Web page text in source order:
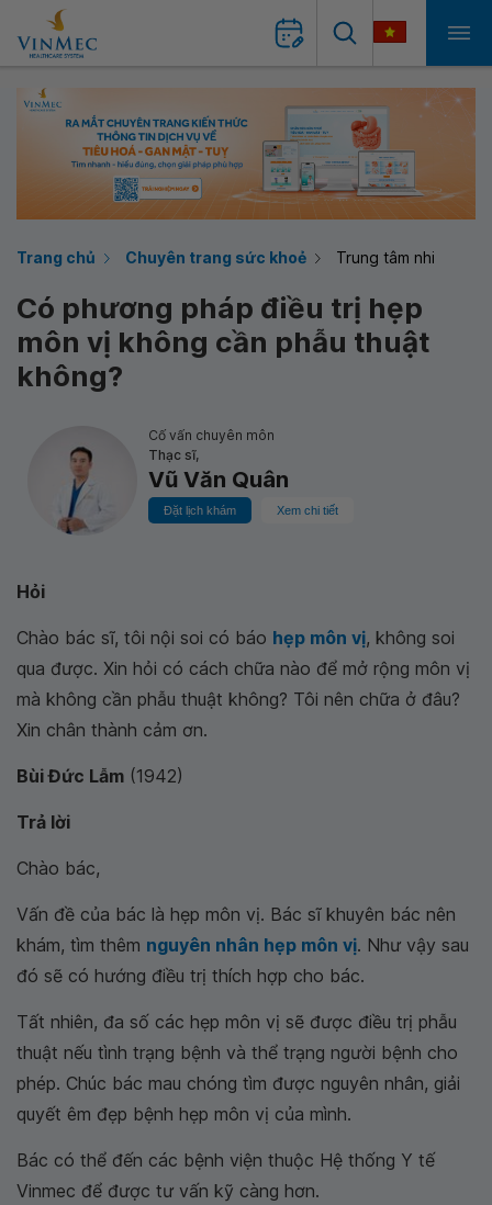
Trang chủ Chuyên trang sức khoẻ Trung tâm nhi
Có phương pháp điều trị hẹp
môn vị không cần phẫu thuật
không?
Cố vấn chuyên môn
Thạc sĩ,
Vũ Văn Quân
Đặt lịch khám Xem chi tiết
Hỏi
Chào bác sĩ, tôi nội soi có báo hẹp môn vị, không soi
qua được. Xin hỏi có cách chữa nào để mở rộng môn vị
mà không cần phẫu thuật không? Tôi nên chữa ở đâu?
Xin chân thành cảm ơn.
Bùi Đức Lẫm (1942)
Trả lời
Chào bác,
Vấn đề của bác là hẹp môn vị. Bác sĩ khuyên bác nên
khám, tìm thêm nguyên nhân hẹp môn vị. Như vậy sau
đó sẽ có hướng điều trị thích hợp cho bác.
Tất nhiên, đa số các hẹp môn vị sẽ được điều trị phẫu
thuật nếu tình trạng bệnh và thể trạng người bệnh cho
phép. Chúc bác mau chóng tìm được nguyên nhân, giải
quyết êm đẹp bệnh hẹp môn vị của mình.
Bác có thể đến các bệnh viện thuộc Hệ thống Y tế
Vinmec để được tư vấn kỹ càng hơn.